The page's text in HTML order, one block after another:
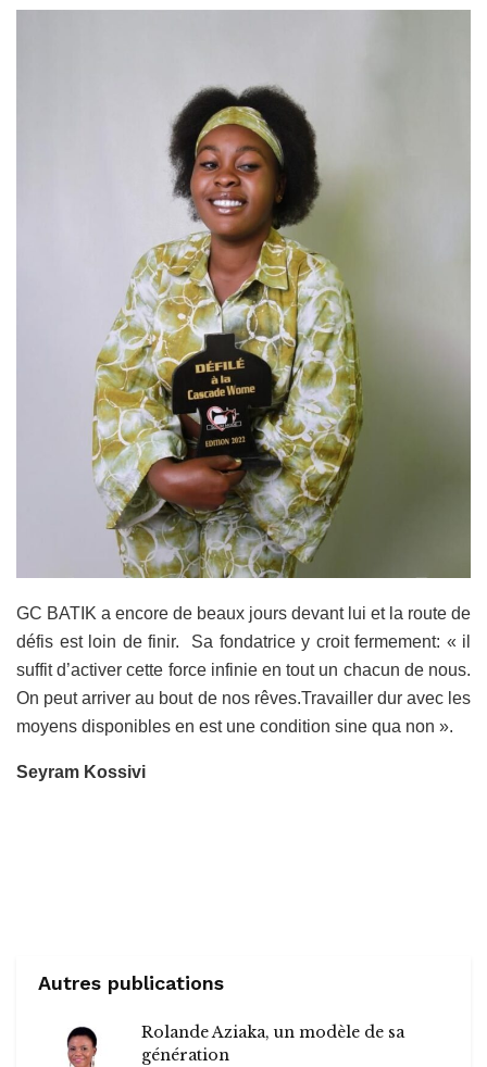
GC BATIK a encore de beaux jours devant lui et la route de
défis est loin de finir. Sa fondatrice y croit fermement: « il
suffit d’activer cette force infinie en tout un chacun de nous.
On peut arriver au bout de nos rêves.Travailler dur avec les
moyens disponibles en est une condition sine qua non ».
Seyram Kossivi
Autres publications
Rolande Aziaka, un modèle de sa
génération